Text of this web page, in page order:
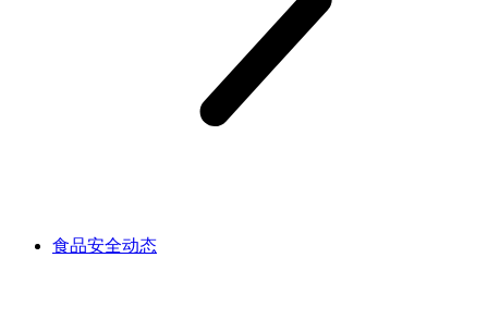
食品安全动态